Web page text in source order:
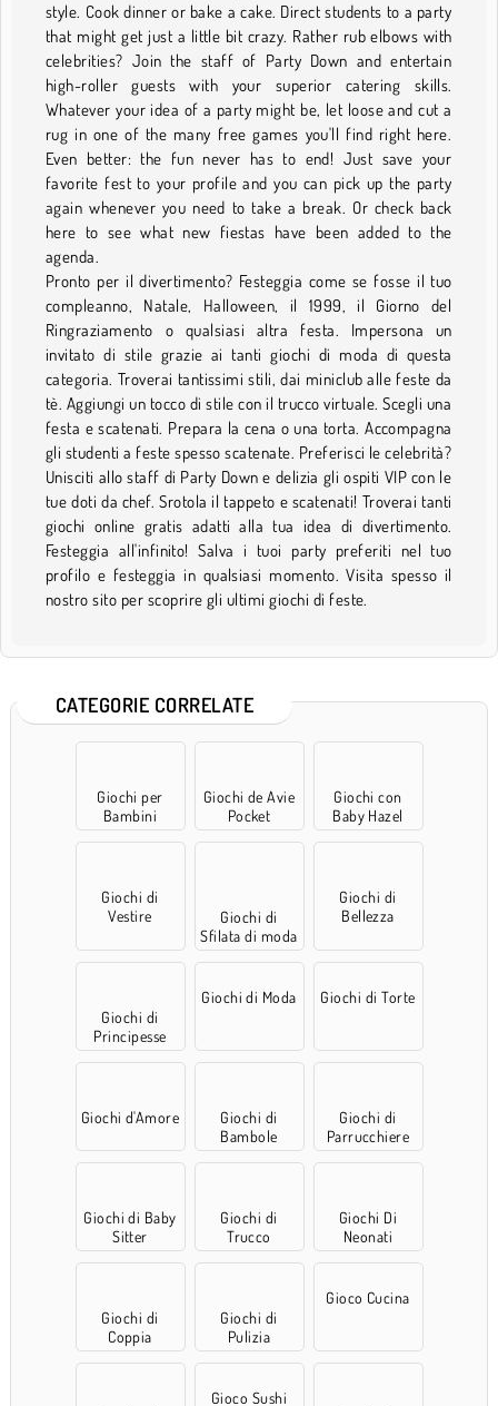
style. Cook dinner or bake a cake. Direct students to a party
that might get just a little bit crazy. Rather rub elbows with
celebrities? Join the staff of Party Down and entertain
high-roller guests with your superior catering skills.
Whatever your idea of a party might be, let loose and cut a
rug in one of the many free games you'll find right here.
Even better: the fun never has to end! Just save your
favorite fest to your profile and you can pick up the party
again whenever you need to take a break. Or check back
here to see what new fiestas have been added to the
agenda.
Pronto per il divertimento? Festeggia come se fosse il tuo
compleanno, Natale, Halloween, il 1999, il Giorno del
Ringraziamento o qualsiasi altra festa. Impersona un
invitato di stile grazie ai tanti giochi di moda di questa
categoria. Troverai tantissimi stili, dai miniclub alle feste da
tè. Aggiungi un tocco di stile con il trucco virtuale. Scegli una
festa e scatenati. Prepara la cena o una torta. Accompagna
gli studenti a feste spesso scatenate. Preferisci le celebrità?
Unisciti allo staff di Party Down e delizia gli ospiti VIP con le
tue doti da chef. Srotola il tappeto e scatenati! Troverai tanti
giochi online gratis adatti alla tua idea di divertimento.
Festeggia all'infinito! Salva i tuoi party preferiti nel tuo
profilo e festeggia in qualsiasi momento. Visita spesso il
nostro sito per scoprire gli ultimi giochi di feste.
CATEGORIE CORRELATE
Giochi per
Bambini
Giochi de Avie
Pocket
Giochi con
Baby Hazel
Giochi di
Vestire
Giochi di
Sfilata di moda
accessori
Giochi di
Bellezza
Giochi di
Principesse
Giochi di Moda Giochi di Torte
Giochi d'Amore
Giochi di
Bambole
Giochi di
Parrucchiere
Giochi di Baby
Sitter
Giochi di
Trucco
Giochi Di
Neonati
Giochi di
Coppia
Giochi di
Pulizia
Gioco Cucina
Gioco Sushi